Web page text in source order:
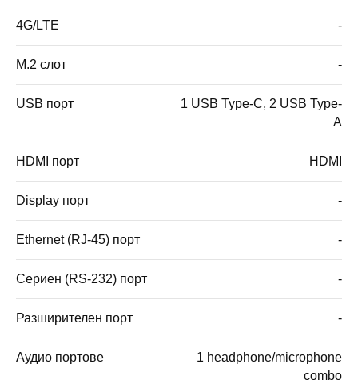
4G/LTE -
M.2 слот -
USB порт
1 USB Type-C, 2 USB Type-
A
HDMI порт HDMI
Display порт -
Ethernet (RJ-45) порт -
Сериен (RS-232) порт -
Разширителен порт -
Аудио портове
1 headphone/microphone
combo